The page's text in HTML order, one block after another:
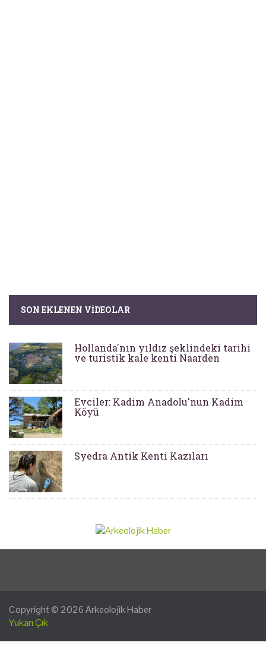
SON EKLENEN VIDEOLAR
Hollanda'nın yıldız şeklindeki tarihi
ve turistik kale kenti Naarden
Evciler: Kadim Anadolu'nun Kadim
Köyü
Syedra Antik Kenti Kazıları
Copyright © 2026Arkeolojik Haber
Yukarı Çık